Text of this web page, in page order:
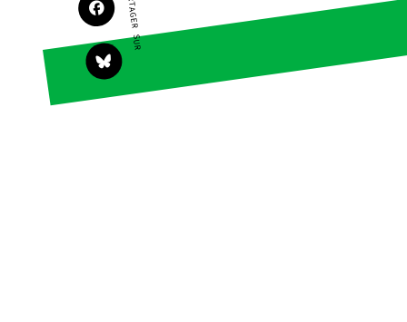
Agir au quotidien
Soutenir les
campagnes
Transmettre tout ou
patrimoine
Agriculture
Multinationales
PARTAGER SUR